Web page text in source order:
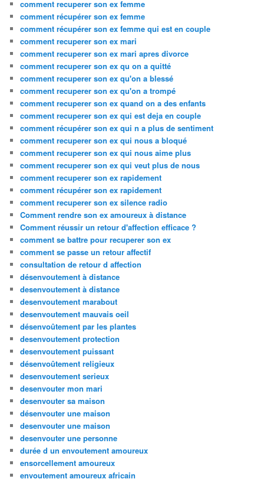
comment recuperer son ex femme
comment récupérer son ex femme
comment récupérer son ex femme qui est en couple
comment recuperer son ex mari
comment recuperer son ex mari apres divorce
comment recuperer son ex qu on a quitté
comment recuperer son ex qu'on a blessé
comment recuperer son ex qu'on a trompé
comment recuperer son ex quand on a des enfants
comment recuperer son ex qui est deja en couple
comment récupérer son ex qui n a plus de sentiment
comment recuperer son ex qui nous a bloqué
comment recuperer son ex qui nous aime plus
comment recuperer son ex qui veut plus de nous
comment recuperer son ex rapidement
comment récupérer son ex rapidement
comment recuperer son ex silence radio
Comment rendre son ex amoureux à distance
Comment réussir un retour d'affection efficace ?
comment se battre pour recuperer son ex
comment se passe un retour affectif
consultation de retour d affection
désenvoutement à distance
desenvoutement à distance
desenvoutement marabout
desenvoutement mauvais oeil
désenvoûtement par les plantes
desenvoutement protection
desenvoutement puissant
désenvoûtement religieux
desenvoutement serieux
desenvouter mon mari
desenvouter sa maison
désenvouter une maison
desenvouter une maison
desenvouter une personne
durée d un envoutement amoureux
ensorcellement amoureux
envoutement amoureux africain